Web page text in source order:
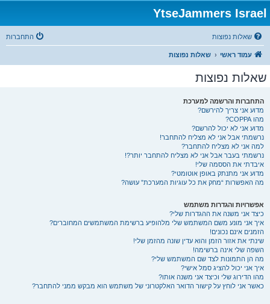
YtseJammers Israel
שאלות נפוצות התחברות
עמוד ראשי שאלות נפוצות
שאלות נפוצות
התחברות והרשמה למערכת
מדוע אני צריך להירשם?
מהו COPPA?
מדוע אני לא יכול להרשם?
נרשמתי אבל אני לא מצליח להתחבר!
למה אני לא מצליח להתחבר?
נרשמתי בעבר אבל אני לא מצליח להתחבר יותר?!
איבדתי את הססמה שלי!
מדוע אני מתנתק באופן אוטומטי?
מה האפשרות “מחק את כל עוגיות המערכת” עושה?
אפשרויות והגדרות משתמש
כיצד אני משנה את ההגדרות שלי?
איך אני מונע משם המשתמש שלי מלהופיע ברשימת המשתמשים המחוברים?
הזמנים אינם נכונים!
שינתי את אזור הזמן והוא עדין שונה מהזמן שלי!
השפה שלי אינה ברשימה!
מה הן התמונות לצד שם המשתמש שלי?
איך אני יכול להציג סמל אישי?
מהו הדירוג שלי וכיצד אני משנה אותו?
כאשר אני לוחץ על קישור הדואר האלקטרוני של משתמש הוא מבקש ממני להתחבר?